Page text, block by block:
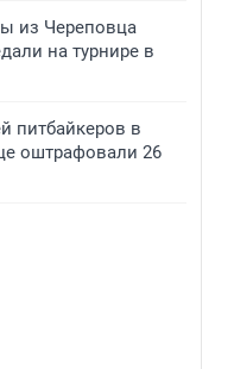
из Череповца
на турнире в
питбайкеров в
оштрафовали 26